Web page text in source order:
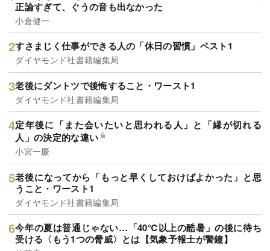
正論すぎて、ぐうの音も出なかった
小倉健一
すさまじく仕事ができる人の「休日の習慣」ベスト1
ダイヤモンド社書籍編集局
老後にダントツで後悔すること・ワースト1
ダイヤモンド社書籍編集局
定年後に「また会いたいと思われる人」と「縁が切れる
人」の決定的な違い
小宮一慶
老後になってから「もっと早くしておけばよかった」と思
うこと・ワースト1
ダイヤモンド社書籍編集局
今年の夏は普通じゃない…「40℃以上の酷暑」の後に待ち
受ける〈もう1つの脅威〉とは【気象予報士が警鐘】